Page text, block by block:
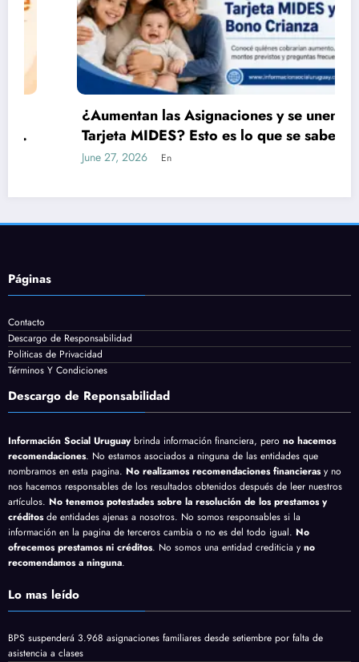
¿Aumentan las Asignaciones y se unen con la
Tarjeta MIDES? Esto es lo que se sabe
oficialmente
June 27, 2026 En
Páginas
Contacto
Descargo de Responsabilidad
Politicas de Privacidad
Términos Y Condiciones
Descargo de Reponsabilidad
Información Social Uruguaybrinda información financiera, pero no hacemos
recomendaciones. No estamos asociados a ninguna de las entidades que
nombramos en esta pagina. No realizamos recomendaciones financierasy no
nos hacemos responsables de los resultados obtenidos después de leer nuestros
artículos. No tenemos potestades sobre la resolución de los prestamos y
créditosde entidades ajenas a nosotros. No somos responsables si la
información en la pagina de terceros cambia o no es del todo igual. No
ofrecemos prestamos ni créditos. No somos una entidad crediticia y no
recomendamos a ninguna.
Lo mas leído
BPS suspenderá 3.968 asignaciones familiares desde setiembre por falta de
asistencia a clases